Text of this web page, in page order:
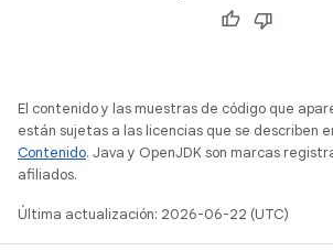
El contenido y las muestras de código que
están sujetas a las licencias que se describen
Contenido. Java y OpenJDK son marcas
afiliados.
Última actualización: 2026-06-22 (UTC)